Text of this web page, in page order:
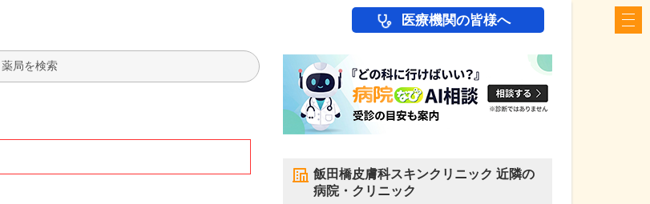
医療機関の皆様へ
検索
飯田橋皮膚科スキンクリニック 近隣の
病院・クリニック